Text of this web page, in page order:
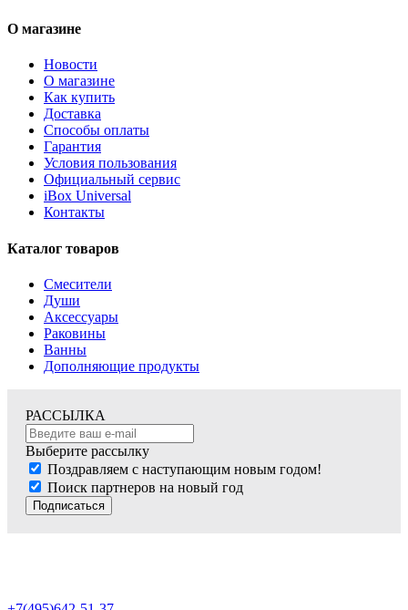
О магазине
Новости
О магазине
Как купить
Доставка
Способы оплаты
Гарантия
Условия пользования
Официальный сервис
iBox Universal
Контакты
Каталог товаров
Смесители
Души
Аксессуары
Раковины
Ванны
Дополняющие продукты
РАССЫЛКА
Выберите рассылку
Поздравляем с наступающим новым годом!
Поиск партнеров на новый год
Подписаться